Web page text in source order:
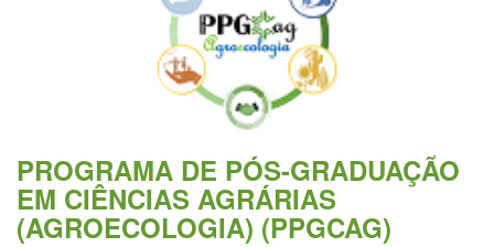
PROGRAMA DE PÓS-GRADUAÇÃO
EM CIÊNCIAS AGRÁRIAS
(AGROECOLOGIA) (PPGCAG)